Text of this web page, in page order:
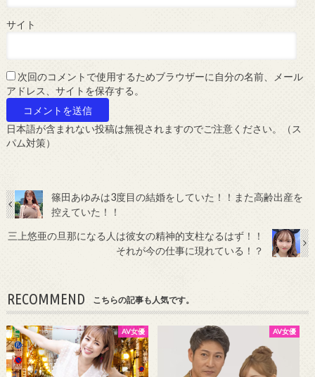
サイト
次回のコメントで使用するためブラウザーに自分の名前、メール
アドレス、サイトを保存する。
日本語が含まれない投稿は無視されますのでご注意ください。（ス
パム対策）
篠田あゆみは3度目の結婚をしていた！！また高齢出産を
控えていた！！
三上悠亜の旦那になる人は彼女の精神的支柱なるはず！！
それが今の仕事に現れている！？
RECOMMEND こちらの記事も人気です。
AV女優 AV女優